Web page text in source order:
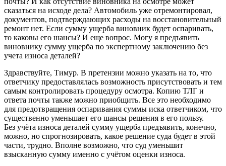
сказаться на исходе дела? Автомобиль уже отремонтировал,
документов, подтверждающих расходы на восстановительный
ремонт нет. Если сумму ущерба виновник будет оспаривать,
то каковы его шансы? И еще вопрос. Могу я предъявить
виновнику сумму ущерба по экспертному заключению без
учета износа деталей?
Здравствуйте, Тимур. В претензии можно указать на то, что
ответчику предоставлялась возможность присутствовать и тем
самым контролировать процедуру осмотра. Копию ТЛГ и
ответа почты также можно приобщить. Все это необходимо
для предотвращения оспаривания суммы иска ответчиком, что
существенно уменьшает его шансы решения в его пользу.
Без учёта износа деталей сумму ущерба предъявить, конечно,
можно, но спрогнозировать, какое решение суда будет в этой
части, трудно. Вполне возможно, что суд уменьшит
взысканную сумму именно с учётом оценки износа.